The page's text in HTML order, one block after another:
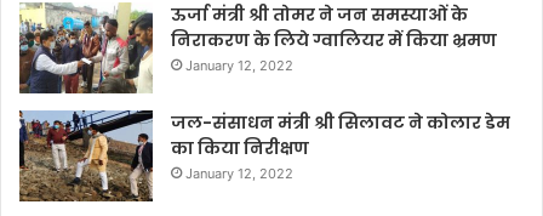
ऊर्जा मंत्री श्री तोमर ने जन समस्याओं के
निराकरण के लिये ग्वालियर में किया भ्रमण
January 12, 2022
जल-संसाधन मंत्री श्री सिलावट ने कोलार डेम
का किया निरीक्षण
January 12, 2022